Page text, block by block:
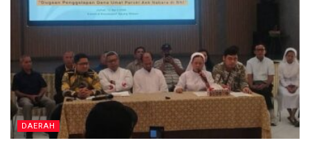
DAERAH